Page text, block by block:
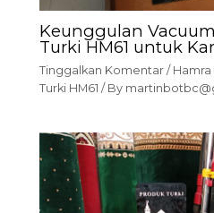
Keunggulan
Turki HM61 untuk
Tinggalkan Komentar /
Turki HM61 / By